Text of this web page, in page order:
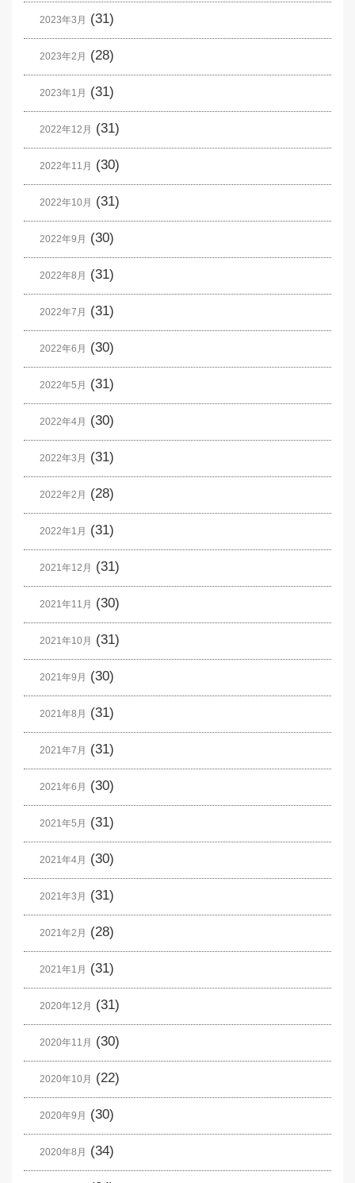
2023年3月 (31)
2023年2月 (28)
2023年1月 (31)
2022年12月 (31)
2022年11月 (30)
2022年10月 (31)
2022年9月 (30)
2022年8月 (31)
2022年7月 (31)
2022年6月 (30)
2022年5月 (31)
2022年4月 (30)
2022年3月 (31)
2022年2月 (28)
2022年1月 (31)
2021年12月 (31)
2021年11月 (30)
2021年10月 (31)
2021年9月 (30)
2021年8月 (31)
2021年7月 (31)
2021年6月 (30)
2021年5月 (31)
2021年4月 (30)
2021年3月 (31)
2021年2月 (28)
2021年1月 (31)
2020年12月 (31)
2020年11月 (30)
2020年10月 (22)
2020年9月 (30)
2020年8月 (34)